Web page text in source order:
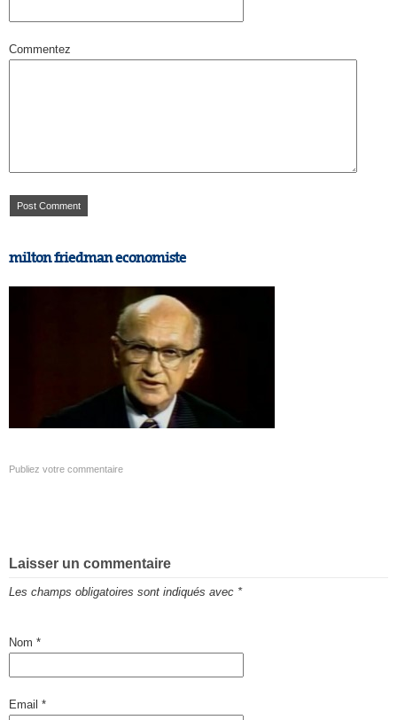
Commentez
milton friedman economiste
Publiez votre commentaire
Laisser un commentaire
Les champs obligatoires sont indiqués avec *
Nom *
Email *